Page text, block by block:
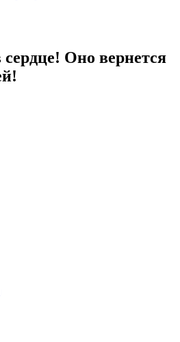
Оно вернется